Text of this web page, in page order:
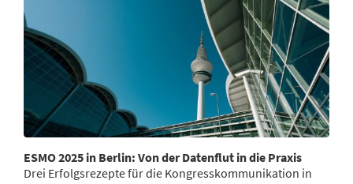
ESMO 2025 in Berlin: Von der Datenflut in die Praxis
Drei Erfolgsrezepte für die Kongresskommunikation in